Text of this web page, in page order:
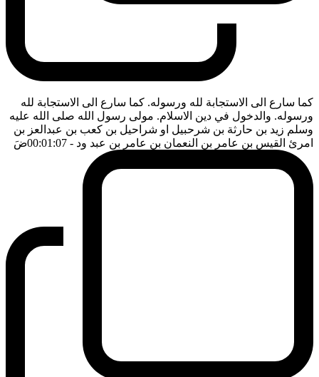
كما سارع الى الاستجابة لله ورسوله. كما سارع الى الاستجابة لله
ورسوله. والدخول في دين الاسلام. مولى رسول الله صلى الله عليه
وسلم زيد بن حارثة بن شرحبيل او شراحيل بن كعب بن عبدالعز بن
امرئ القيس بن عامر بن النعمان بن عامر بن عبد ود - 00:01:07 ضَ